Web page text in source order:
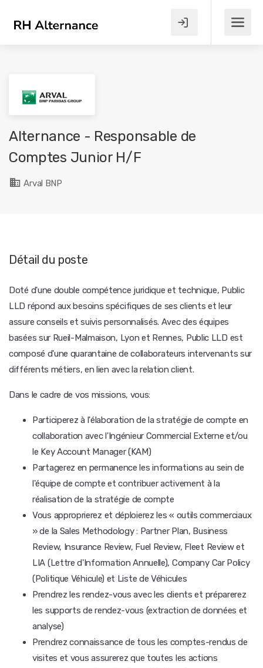
Alternance - Responsable de
Comptes Junior H/F
Arval BNP
Détail du poste
Doté d'une double compétence juridique et technique, Public
LLD répond aux besoins spécifiques de ses clients et leur
assure conseils et suivis personnalisés. Avec des équipes
basées sur Rueil-Malmaison, Lyon et Rennes, Public LLD est
composé d'une quarantaine de collaborateurs intervenants sur
différents métiers, en lien avec la relation client.
Dans le cadre de vos missions, vous:
Participerez à l'élaboration de la stratégie de compte en
collaboration avec l'Ingénieur Commercial Externe et/ou
le Key Account Manager (KAM)
Partagerez en permanence les informations au sein de
l'équipe de compte et contribuer activement à la
réalisation de la stratégie de compte
Vous approprierez et déploierez les « outils commerciaux
» de la Sales Methodology : Partner Plan, Business
Review, Insurance Review, Fuel Review, Fleet Review et
LIA (Lettre d'Information Annuelle), Company Car Policy
(Politique Véhicule) et Liste de Véhicules
Prendrez les rendez-vous avec les clients et préparerez
les supports de rendez-vous (extraction de données et
analyse)
Prendrez connaissance de tous les comptes-rendus de
visites et vous assurerez que toutes les actions